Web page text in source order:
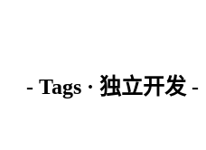
- Tags · 独立开发 -